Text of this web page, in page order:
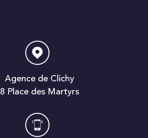
Agence de Clichy
8 Place des Martyrs